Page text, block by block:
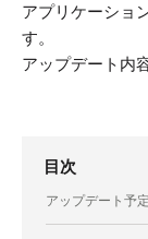
アプリケーショ
す。
アップデート内
目次
アップデート予